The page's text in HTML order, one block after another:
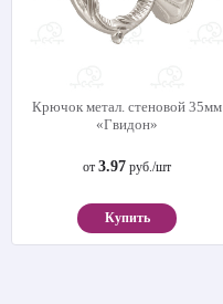
Крючок метал. стеновой 35мм
«Гвидон»
от3.97 руб./шт
Купить